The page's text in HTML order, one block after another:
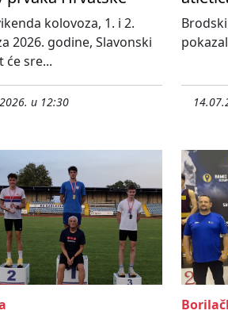
kolovoza, 1. i 2.
2026. godine, Slavonski
će sre...
u 12:30